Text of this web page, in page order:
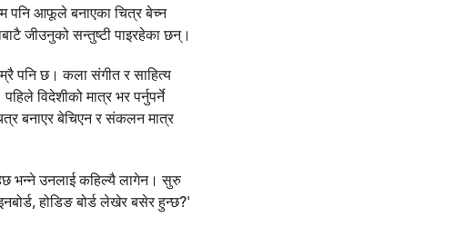
पनि आफूले बनाएका चित्र बेच्न
जीउनुको सन्तुष्टी पाइरहेका छन्।
पनि छ। कला संगीत र साहित्य
विदेशीको मात्र भर पर्नुपर्ने
बनाएर बेचिएन र संकलन मात्र
भन्ने उनलाई कहिल्यै लागेन। सुरु
होडिङ बोर्ड लेखेर बसेर हुन्छ?'